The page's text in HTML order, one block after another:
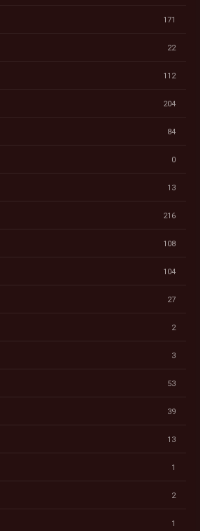
171
22
112
204
84
0
13
216
108
104
27
2
3
53
39
13
1
2
1